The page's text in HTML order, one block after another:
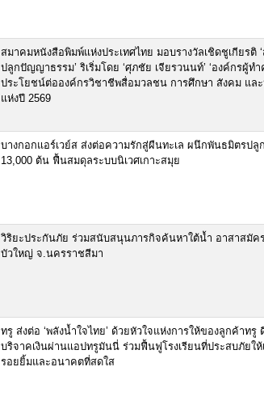
สมาคมหนังสือพิมพ์แห่งประเทศไทย มอบรางวัลเชิดชูเกียรติ
ปลูกปัญญาธรรม’ ริเริ่มโดย ‘ศุภชัย เจียรวนนท์’ ‘องค์กรผู้ท
ประโยชน์ต่อองค์กรวิชาชีพสื่อมวลชน การศึกษา สังคม และ
แห่งปี 2569
บางกอกแอร์เวย์ส ส่งต่อความรักสู่ผืนทะเล ผนึกพันธมิตรปลู
13,000 ต้น ฟื้นสมดุลระบบนิเวศเกาะสมุย
วิริยะประกันภัย ร่วมสนับสนุนภารกิจค้นหาใต้น้ำ อาสาสมัค
บัวใหญ่ จ.นครราชสีมา
ทรู ส่งต่อ ‘พลังน้ำใจไทย’ ด้วยหัวใจแห่งการให้ของลูกค้าทรู
บริจาคเงินผ่านแอปทรูมันนี่ ร่วมฟื้นฟูโรงเรียนที่ประสบภัยให้
รอยยิ้มและอนาคตที่สดใส